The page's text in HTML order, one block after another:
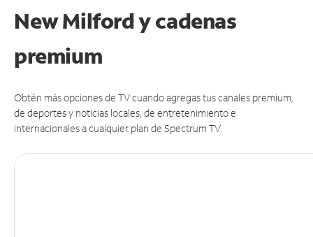
New Milford y cadenas
premium
Obtén más opciones de TV cuando agregas tus canales premium,
de deportes y noticias locales, de entretenimiento e
internacionales a cualquier plan de Spectrum TV.